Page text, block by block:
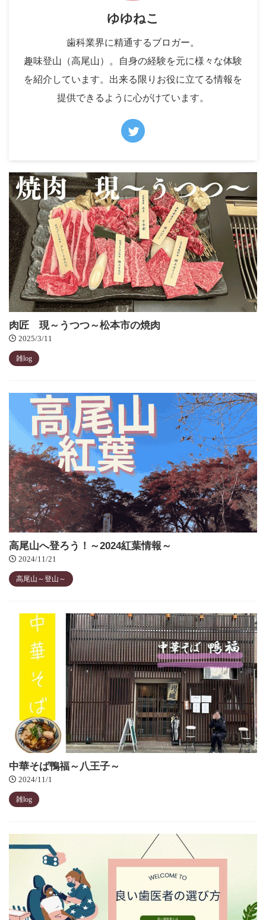
ゆゆねこ
歯科業界に精通するブロガー。
趣味登山（高尾山）。自身の経験を元に様々な体験
を紹介しています。出来る限りお役に立てる情報を
提供できるように心がけています。
肉匠 現～うつつ～松本市の焼肉
2025/3/11
雑log
高尾山へ登ろう！～2024紅葉情報～
2024/11/21
高尾山～登山～
中華そば鴨福～八王子～
2024/11/1
雑log